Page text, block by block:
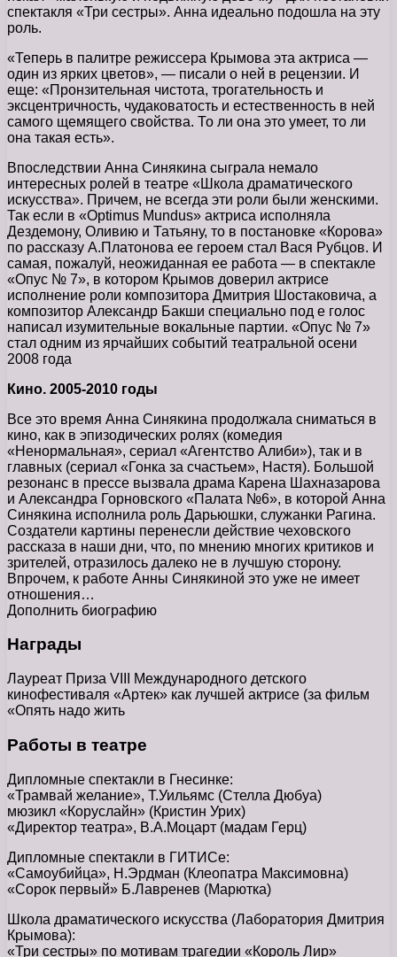
спектакля «Три сестры». Анна идеально подошла на эту
роль.
«Теперь в палитре режиссера Крымова эта актриса —
один из ярких цветов», — писали о ней в рецензии. И
еще: «Пронзительная чистота, трогательность и
эксцентричность, чудаковатость и естественность в ней
самого щемящего свойства. То ли она это умеет, то ли
она такая есть».
Впоследствии Анна Синякина сыграла немало
интересных ролей в театре «Школа драматического
искусства». Причем, не всегда эти роли были женскими.
Так если в «Optimus Mundus» актриса исполняла
Дездемону, Оливию и Татьяну, то в постановке «Корова»
по рассказу А.Платонова ее героем стал Вася Рубцов. И
самая, пожалуй, неожиданная ее работа — в спектакле
«Опус № 7», в котором Крымов доверил актрисе
исполнение роли композитора Дмитрия Шостаковича, а
композитор Александр Бакши специально под е голос
написал изумительные вокальные партии. «Опус № 7»
стал одним из ярчайших событий театральной осени
2008 года
Кино. 2005-2010 годы
Все это время Анна Синякина продолжала сниматься в
кино, как в эпизодических ролях (комедия
«Ненормальная», сериал «Агентство Алиби»), так и в
главных (сериал «Гонка за счастьем», Настя). Большой
резонанс в прессе вызвала драма Карена Шахназарова
и Александра Горновского «Палата №6», в которой Анна
Синякина исполнила роль Дарьюшки, служанки Рагина.
Создатели картины перенесли действие чеховского
рассказа в наши дни, что, по мнению многих критиков и
зрителей, отразилось далеко не в лучшую сторону.
Впрочем, к работе Анны Синякиной это уже не имеет
отношения…
Дополнить биографию
Награды
Лауреат Приза VIII Международного детского
кинофестиваля «Артек» как лучшей актрисе (за фильм
«Опять надо жить
Работы в театре
Дипломные спектакли в Гнесинке:
«Трамвай желание», Т.Уильямс (Стелла Дюбуа)
мюзикл «Коруслайн» (Кристин Урих)
«Директор театра», В.А.Моцарт (мадам Герц)
Дипломные спектакли в ГИТИСе:
«Самоубийца», Н.Эрдман (Клеопатра Максимовна)
«Сорок первый» Б.Лавренев (Марютка)
Школа драматического искусства (Лаборатория Дмитрия
Крымова):
«Три сестры» по мотивам трагедии «Король Лир»